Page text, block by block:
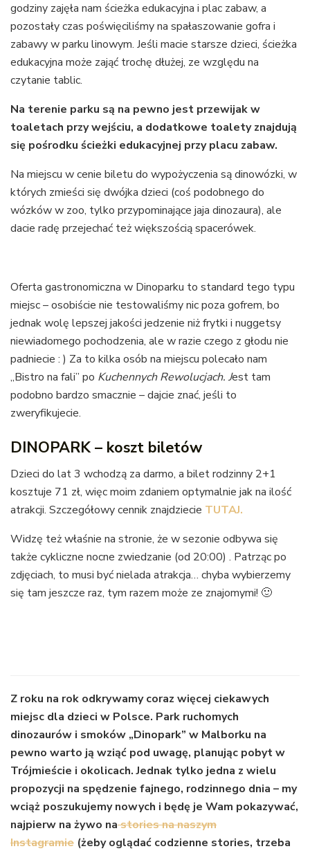
godziny zajęła nam ścieżka edukacyjna i plac zabaw, a
pozostały czas poświęciliśmy na spałaszowanie gofra i
zabawy w parku linowym. Jeśli macie starsze dzieci, ścieżka
edukacyjna może zająć trochę dłużej, ze względu na
czytanie tablic.
Na terenie parku są na pewno jest przewijak w
toaletach przy wejściu, a dodatkowe toalety znajdują
się pośrodku ścieżki edukacyjnej przy placu zabaw.
Na miejscu w cenie biletu do wypożyczenia są dinowózki, w
których zmieści się dwójka dzieci (coś podobnego do
wózków w zoo, tylko przypominające jaja dinozaura), ale
dacie radę przejechać też większością spacerówek.
Oferta gastronomiczna w Dinoparku to standard tego typu
miejsc – osobiście nie testowaliśmy nic poza gofrem, bo
jednak wolę lepszej jakości jedzenie niż frytki i nuggetsy
niewiadomego pochodzenia, ale w razie czego z głodu nie
padniecie : ) Za to kilka osób na miejscu polecało nam
„Bistro na fali” po Kuchennych Rewolucjach. Jest tam
podobno bardzo smacznie – dajcie znać, jeśli to
zweryfikujecie.
DINOPARK – koszt biletów
Dzieci do lat 3 wchodzą za darmo, a bilet rodzinny 2+1
kosztuje 71 zł, więc moim zdaniem optymalnie jak na ilość
atrakcji. Szczegółowy cennik znajdziecie TUTAJ.
Widzę też właśnie na stronie, że w sezonie odbywa się
także cykliczne nocne zwiedzanie (od 20:00) . Patrząc po
zdjęciach, to musi być nielada atrakcja… chyba wybierzemy
się tam jeszcze raz, tym razem może ze znajomymi! 🙂
Z roku na rok odkrywamy coraz więcej ciekawych
miejsc dla dzieci w Polsce. Park ruchomych
dinozaurów i smoków „Dinopark” w Malborku na
pewno warto ją wziąć pod uwagę, planując pobyt w
Trójmieście i okolicach. Jednak tylko jedna z wielu
propozycji na spędzenie fajnego, rodzinnego dnia – my
wciąż poszukujemy nowych i będę je Wam pokazywać,
najpierw na żywo nastories na naszym
Instagramie (żeby oglądać codzienne stories, trzeba